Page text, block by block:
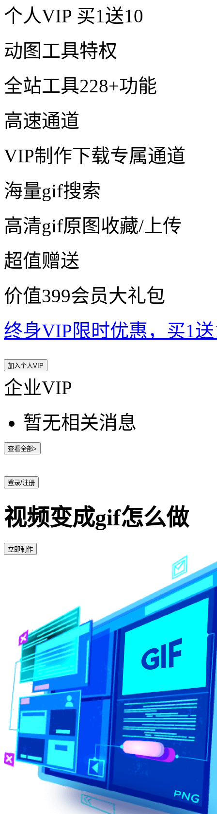
个人VIP 买1送10
动图工具特权
全站工具228+功能
高速通道
VIP制作下载专属通道
海量gif搜索
高清gif原图收藏/上传
超值赠送
价值399会员大礼包
终身VIP限时优惠，买1
加入个人VIP
企业VIP
暂无相关消息
查看全部>
登录/注册
视频变成gif怎么做
立即制作